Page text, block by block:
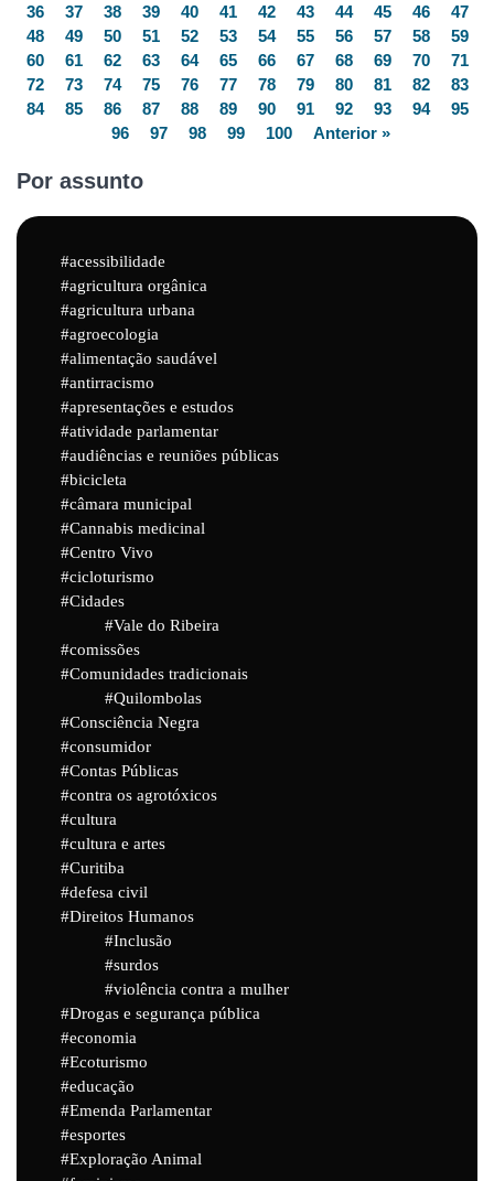
36
37 38 39 40 41 42 43 44 45 46
47
48
49 50 51 52 53 54 55 56 57 58
59
60
61 62 63 64 65 66 67 68 69 70
71
72
73 74 75 76 77 78 79 80 81 82
83
84
85 86 87 88 89 90 91 92 93 94
95
96
97 98 99 100 Anterior »
Por assunto
acessibilidade
agricultura orgânica
agricultura urbana
agroecologia
alimentação saudável
antirracismo
apresentações e estudos
atividade parlamentar
audiências e reuniões públicas
bicicleta
câmara municipal
Cannabis medicinal
Centro Vivo
cicloturismo
Cidades
Vale do Ribeira
comissões
Comunidades tradicionais
Quilombolas
Consciência Negra
consumidor
Contas Públicas
contra os agrotóxicos
cultura
cultura e artes
Curitiba
defesa civil
Direitos Humanos
Inclusão
surdos
violência contra a mulher
Drogas e segurança pública
economia
Ecoturismo
educação
Emenda Parlamentar
esportes
Exploração Animal